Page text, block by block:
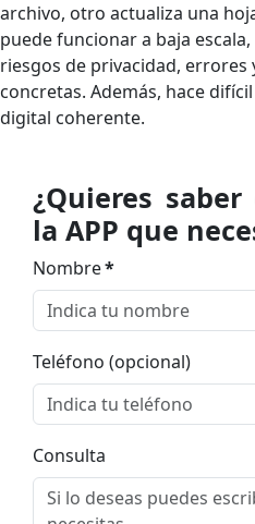
archivo, otro actualiza una
puede funcionar a baja
riesgos de privacidad, errores
concretas. Además, hace
digital coherente.
¿Quieres
la APP que
Nombre*
Teléfono (opcional)
Consulta